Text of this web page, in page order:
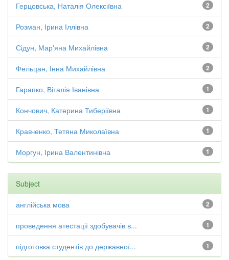
2
Герцовська, Наталія Олексіївна
2
Розман, Ірина Іллівна
2
Сідун, Мар'яна Михайлівна
2
Фельцан, Інна Михайлівна
1
Гарапко, Віталія Іванівна
1
Кончович, Катерина Тиберіївна
1
Кравченко, Тетяна Миколаївна
1
Моргун, Ірина Валентинівна
Subject
2
англійська мова
1
проведення атестації здобувачів в...
1
підготовка студентів до державної...